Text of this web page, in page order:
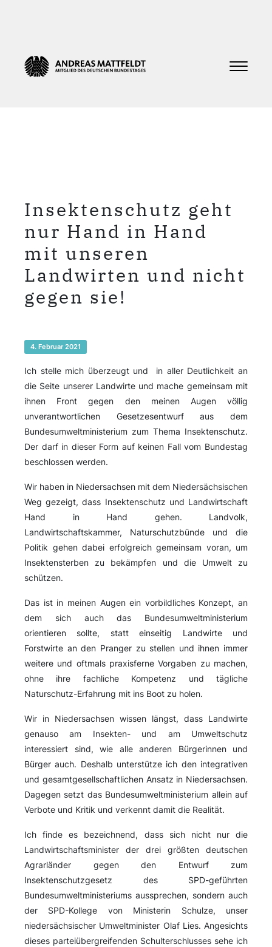
Insektenschutz geht
nur Hand in Hand
mit unseren
Landwirten und nicht
gegen sie!
4. Februar 2021
Ich stelle mich überzeugt und in aller Deutlichkeit an
die Seite unserer Landwirte und mache gemeinsam mit
ihnen Front gegen den meinen Augen völlig
unverantwortlichen Gesetzesentwurf aus dem
Bundesumweltministerium zum Thema Insektenschutz.
Der darf in dieser Form auf keinen Fall vom Bundestag
beschlossen werden.
Wir haben in Niedersachsen mit dem Niedersächsischen
Weg gezeigt, dass Insektenschutz und Landwirtschaft
Hand in Hand gehen. Landvolk,
Landwirtschaftskammer, Naturschutzbünde und die
Politik gehen dabei erfolgreich gemeinsam voran, um
Insektensterben zu bekämpfen und die Umwelt zu
schützen.
Das ist in meinen Augen ein vorbildliches Konzept, an
dem sich auch das Bundesumweltministerium
orientieren sollte, statt einseitig Landwirte und
Forstwirte an den Pranger zu stellen und ihnen immer
weitere und oftmals praxisferne Vorgaben zu machen,
ohne ihre fachliche Kompetenz und tägliche
Naturschutz-Erfahrung mit ins Boot zu holen.
Wir in Niedersachsen wissen längst, dass Landwirte
genauso am Insekten- und am Umweltschutz
interessiert sind, wie alle anderen Bürgerinnen und
Bürger auch. Deshalb unterstütze ich den integrativen
und gesamtgesellschaftlichen Ansatz in Niedersachsen.
Dagegen setzt das Bundesumweltministerium allein auf
Verbote und Kritik und verkennt damit die Realität.
Ich finde es bezeichnend, dass sich nicht nur die
Landwirtschaftsminister der drei größten deutschen
Agrarländer gegen den Entwurf zum
Insektenschutzgesetz des SPD-geführten
Bundesumweltministeriums aussprechen, sondern auch
der SPD-Kollege von Ministerin Schulze, unser
niedersächsischer Umweltminister Olaf Lies. Angesichts
dieses parteiübergreifenden Schulterschlusses sehe ich